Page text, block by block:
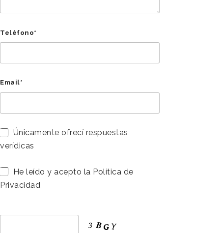
Teléfono*
Email*
Únicamente ofrecí respuestas
verídicas
He leído y acepto la Política de
Privacidad